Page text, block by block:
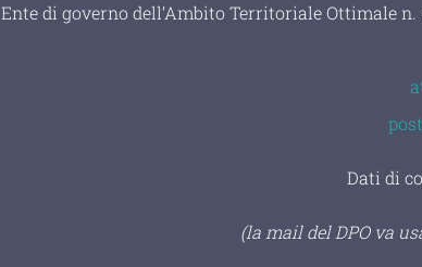
Ente di governo dell’Ambito Territoriale Ottimale
Dati di
(la mail del DPO va